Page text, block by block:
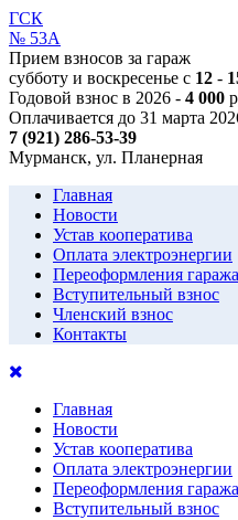
ГСК
№ 53А
Прием взносов за гараж
субботу и воскресенье с 12 -
Годовой взнос в 2026 - 4 000
Оплачивается до 31 марта
7 (921) 286-53-39
Мурманск, ул. Планерная
Главная
Новости
Устав кооператива
Оплата электроэнергии
Переоформления гаража
Вступительный взнос
Членский взнос
Контакты
Главная
Новости
Устав кооператива
Оплата электроэнергии
Переоформления гаража
Вступительный взнос